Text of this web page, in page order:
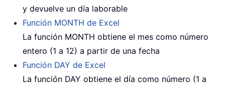
y devuelve un día laborable
Función MONTH de Excel
La función MONTH obtiene el mes como número
entero (1 a 12) a partir de una fecha
Función DAY de Excel
La función DAY obtiene el día como número (1 a